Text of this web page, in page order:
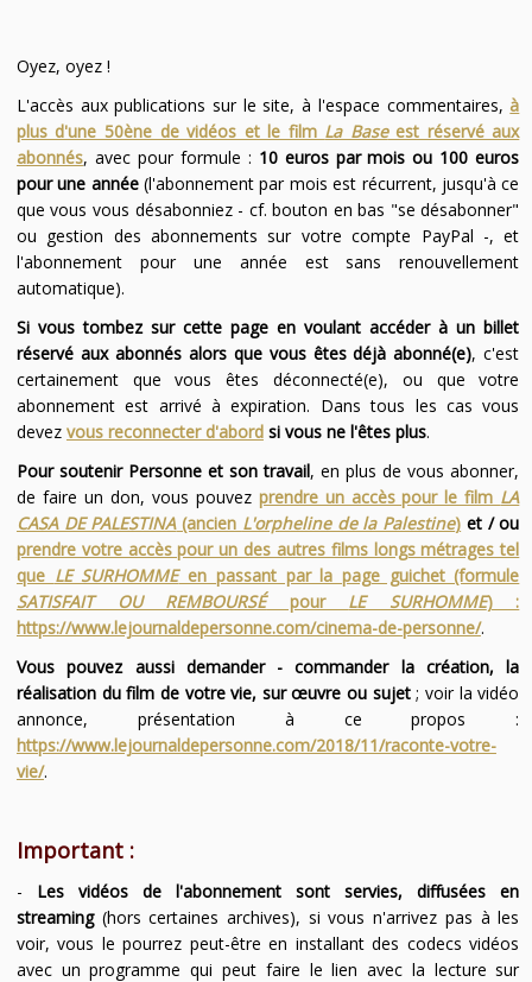
Oyez, oyez !
L'accès aux publications sur le site, à l'espace commentaires,à
plus d'une 50ène de vidéos et le film La Baseest réservé aux
abonnés, avec pour formule : 10 euros par mois ou 100 euros
pour une année(l'abonnement par mois est récurrent, jusqu'à ce
que vous vous désabonniez - cf. bouton en bas "se désabonner"
ou gestion des abonnements sur votre compte PayPal -, et
l'abonnement pour une année est sans renouvellement
automatique).
Si vous tombez sur cette page en voulant accéder à un billet
réservé aux abonnés alors que vous êtes déjà abonné(e), c'est
certainement que vous êtes déconnecté(e), ou que votre
abonnement est arrivé à expiration. Dans tous les cas vous
devez vous reconnecter d'abordsi vous ne l'êtes plus.
Pour soutenir Personne et son travail, en plus de vous abonner,
de faire un don, vous pouvez prendre un accès pour le film LA
CASA DE PALESTINA(ancien L'orpheline de la Palestine) et / ou
prendre votre accès pour un des autres films longs métrages tel
que LE SURHOMMEen passant par la page guichet (formule
SATISFAIT OU REMBOURSÉpour LE SURHOMME) :
https://www.lejournaldepersonne.com/cinema-de-personne/.
Vous pouvez aussi demander - commander la création, la
réalisation du film de votre vie, sur œuvre ou sujet; voir la vidéo
annonce, présentation à ce propos :
https://www.lejournaldepersonne.com/2018/11/raconte-votre-
vie/.
Important :
- Les vidéos de l'abonnement sont servies, diffusées en
streaming(hors certaines archives), si vous n'arrivez pas à les
voir, vous le pourrez peut-être en installant des codecs vidéos
avec un programme qui peut faire le lien avec la lecture sur